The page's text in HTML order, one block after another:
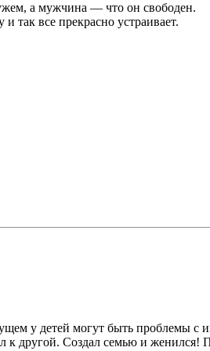
а мужчина — что он свободен.
все прекрасно устраивает.
у детей могут быть
к другой. Создал семью и